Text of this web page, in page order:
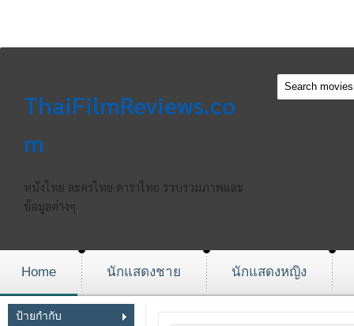
ThaiFilmReviews.co
m
หนังไทย ละครไทย ดาราไทย รวบรวมภาพและ
ข้อมูลต่างๆ
Home นักแสดงชาย นักแสดงหญิง
ป้ายกำกับ